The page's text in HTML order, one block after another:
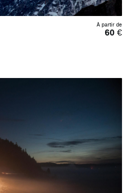
À partir de
60€